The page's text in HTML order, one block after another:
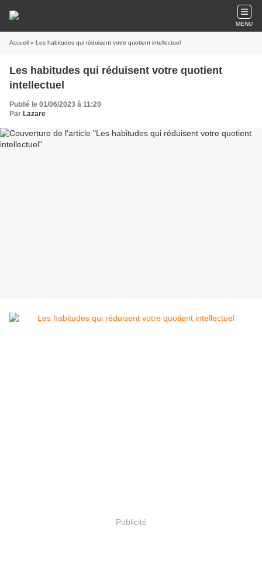
MENU
Accueil » Les habitudes qui réduisent votre quotient intellectuel
Les habitudes qui réduisent votre quotient
intellectuel
Publié le 01/06/2023 à 11:20
Par Lazare
Publicité